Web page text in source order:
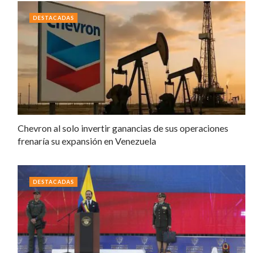
Chevron al solo invertir ganancias de sus operaciones
frenaría su expansión en Venezuela
DESTACADAS
DESTACADAS